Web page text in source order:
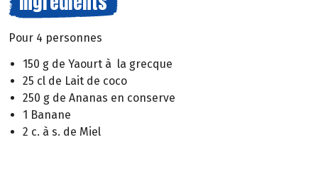
Pour 4 personnes
150 g de Yaourt à la grecque
25 cl de Lait de coco
250 g de Ananas en conserve
1 Banane
2 c. à s. de Miel